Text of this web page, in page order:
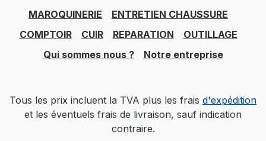
MAROQUINERIE
ENTRETIEN CHAUSSURE
COMPTOIR
CUIR REPARATION
OUTILLAGE
Qui sommes nous ?
Notre entreprise
Tous les prix incluent la TVA plus les frais d'expédition
et les éventuels frais de livraison, sauf indication
contraire.